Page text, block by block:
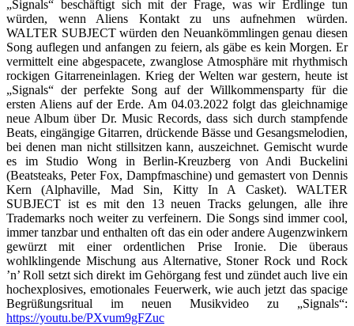
„Signals“ beschäftigt sich mit der Frage, was wir Erdlinge tun
würden, wenn Aliens Kontakt zu uns aufnehmen würden.
WALTER SUBJECT würden den Neuankömmlingen genau diesen
Song auflegen und anfangen zu feiern, als gäbe es kein Morgen. Er
vermittelt eine abgespacete, zwanglose Atmosphäre mit rhythmisch
rockigen Gitarreneinlagen. Krieg der Welten war gestern, heute ist
„Signals“ der perfekte Song auf der Willkommensparty für die
ersten Aliens auf der Erde. Am 04.03.2022 folgt das gleichnamige
neue Album über Dr. Music Records, dass sich durch stampfende
Beats, eingängige Gitarren, drückende Bässe und Gesangsmelodien,
bei denen man nicht stillsitzen kann, auszeichnet. Gemischt wurde
es im Studio Wong in Berlin-Kreuzberg von Andi Buckelini
(Beatsteaks, Peter Fox, Dampfmaschine) und gemastert von Dennis
Kern (Alphaville, Mad Sin, Kitty In A Casket). WALTER
SUBJECT ist es mit den 13 neuen Tracks gelungen, alle ihre
Trademarks noch weiter zu verfeinern. Die Songs sind immer cool,
immer tanzbar und enthalten oft das ein oder andere Augenzwinkern
gewürzt mit einer ordentlichen Prise Ironie. Die überaus
wohlklingende Mischung aus Alternative, Stoner Rock und Rock
’n’ Roll setzt sich direkt im Gehörgang fest und zündet auch live ein
hochexplosives, emotionales Feuerwerk, wie auch jetzt das spacige
Begrüßungsritual im neuen Musikvideo zu „Signals“:
https://youtu.be/PXvum9gFZuc